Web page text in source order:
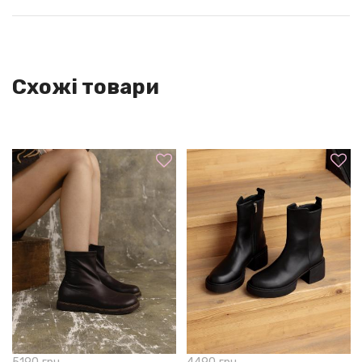
По Україні:
(орієнтовно 1-3 тижні / 30 $)
● Нова пошта. Вартість послуги: за тарифами перевізника
ГАРАНТІЯ
Ми впевнені в якості свого взуття, тому надаємо на нього
гарантію 70 календарних днів з моменту продажу.
Якщо раптом ти виявиш виробничий дефект, ми безкоштовно
здійснимо необхідний ремонт. У разі, коли виріб не може бути
відремонтовано, ми запропонуємо рівноцінну заміну.
Схожі товари